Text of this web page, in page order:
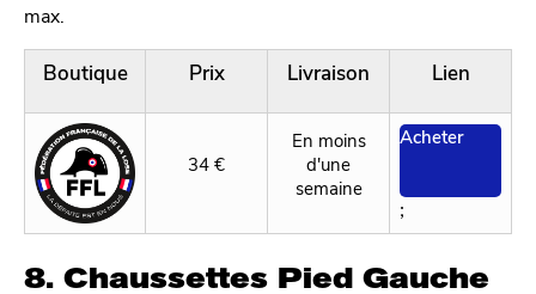
max.
Boutique Prix Livraison Lien
34 €
En moins
d'une
semaine
Acheter
;
8. Chaussettes Pied Gauche